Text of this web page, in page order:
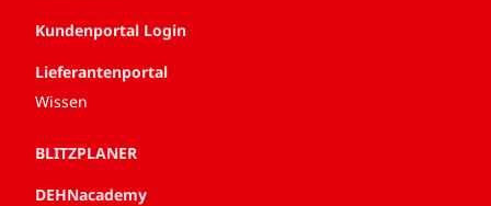
Kundenportal Login
Lieferantenportal
Wissen
BLITZPLANER
DEHNacademy